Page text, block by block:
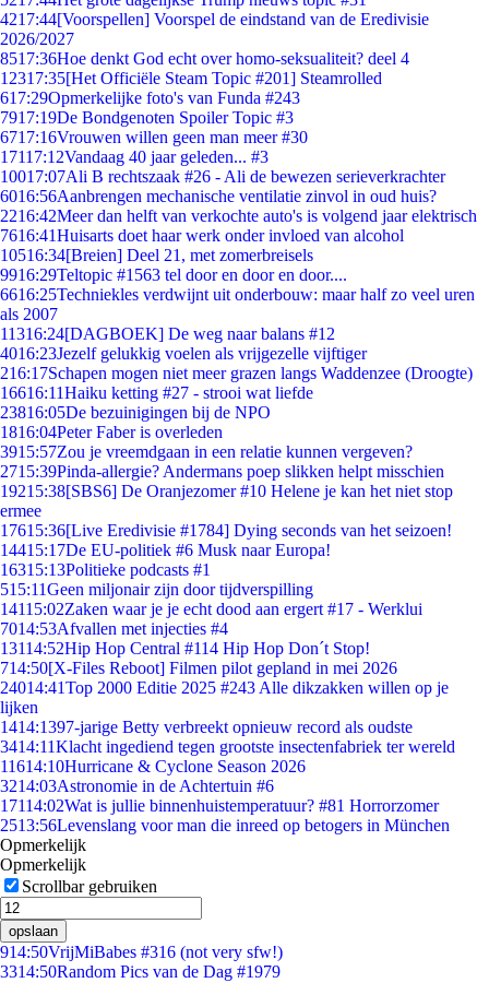
4217:44[Voorspellen] Voorspel de eindstand van de Eredivisie
2026/2027
8517:36Hoe denkt God echt over homo-seksualiteit? deel 4
12317:35[Het Officiële Steam Topic #201] Steamrolled
617:29Opmerkelijke foto's van Funda #243
7917:19De Bondgenoten Spoiler Topic #3
6717:16Vrouwen willen geen man meer #30
17117:12Vandaag 40 jaar geleden... #3
10017:07Ali B rechtszaak #26 - Ali de bewezen serieverkrachter
6016:56Aanbrengen mechanische ventilatie zinvol in oud huis?
2216:42Meer dan helft van verkochte auto's is volgend jaar elektrisch
7616:41Huisarts doet haar werk onder invloed van alcohol
10516:34[Breien] Deel 21, met zomerbreisels
9916:29Teltopic #1563 tel door en door en door....
6616:25Techniekles verdwijnt uit onderbouw: maar half zo veel uren
als 2007
11316:24[DAGBOEK] De weg naar balans #12
4016:23Jezelf gelukkig voelen als vrijgezelle vijftiger
216:17Schapen mogen niet meer grazen langs Waddenzee (Droogte)
16616:11Haiku ketting #27 - strooi wat liefde
23816:05De bezuinigingen bij de NPO
1816:04Peter Faber is overleden
3915:57Zou je vreemdgaan in een relatie kunnen vergeven?
2715:39Pinda-allergie? Andermans poep slikken helpt misschien
19215:38[SBS6] De Oranjezomer #10 Helene je kan het niet stop
ermee
17615:36[Live Eredivisie #1784] Dying seconds van het seizoen!
14415:17De EU-politiek #6 Musk naar Europa!
16315:13Politieke podcasts #1
515:11Geen miljonair zijn door tijdverspilling
14115:02Zaken waar je je echt dood aan ergert #17 - Werklui
7014:53Afvallen met injecties #4
13114:52Hip Hop Central #114 Hip Hop Don´t Stop!
714:50[X-Files Reboot] Filmen pilot gepland in mei 2026
24014:41Top 2000 Editie 2025 #243 Alle dikzakken willen op je
lijken
1414:1397-jarige Betty verbreekt opnieuw record als oudste
3414:11Klacht ingediend tegen grootste insectenfabriek ter wereld
11614:10Hurricane & Cyclone Season 2026
3214:03Astronomie in de Achtertuin #6
17114:02Wat is jullie binnenhuistemperatuur? #81 Horrorzomer
2513:56Levenslang voor man die inreed op betogers in München
Opmerkelijk
Opmerkelijk
Scrollbar gebruiken
opslaan
914:50VrijMiBabes #316 (not very sfw!)
3314:50Random Pics van de Dag #1979